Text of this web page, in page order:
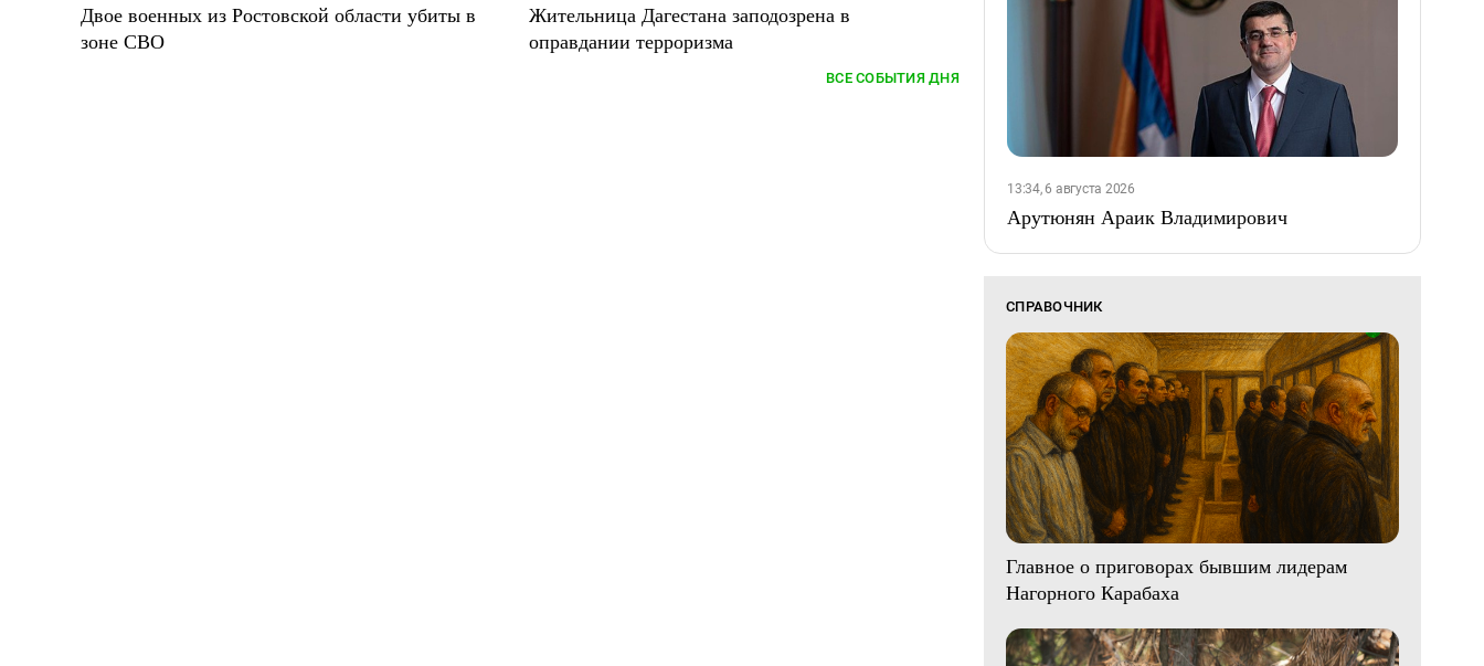
Двое военных из Ростовской области убиты в
зоне СВО
Жительница Дагестана заподозрена в
оправдании терроризма
ВСЕ СОБЫТИЯ ДНЯ
13:34, 6 августа 2026
Арутюнян Араик Владимирович
СПРАВОЧНИК
Главное о приговорах бывшим лидерам
Нагорного Карабаха